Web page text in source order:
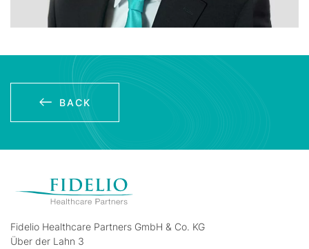
BACK
Fidelio Healthcare Partners GmbH & Co. KG
Über der Lahn 3